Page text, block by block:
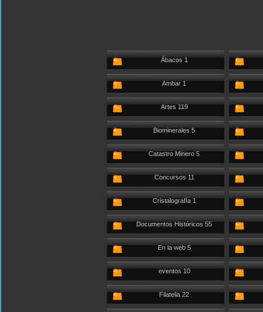
Ábacos 1
Ambar 1
Artes 119
Biominerales 5
Catastro Minero 5
Concursos 11
Cristalografía 1
Documentos Históricos 55
En la web 5
eventos 10
Filatelia 22